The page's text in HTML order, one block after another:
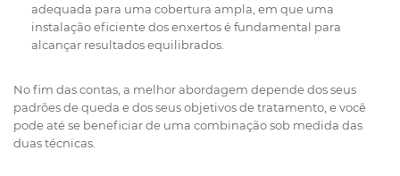
adequada para uma cobertura ampla, em que uma
instalação eficiente dos enxertos é fundamental para
alcançar resultados equilibrados.
No fim das contas, a melhor abordagem depende dos seus
padrões de queda e dos seus objetivos de tratamento, e você
pode até se beneficiar de uma combinação sob medida das
duas técnicas.